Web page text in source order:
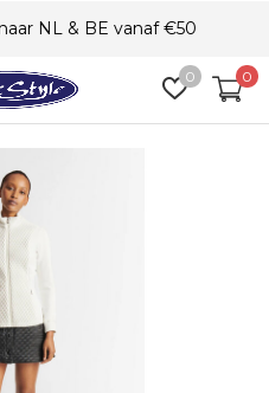
0 0
NL & BE vanaf €50